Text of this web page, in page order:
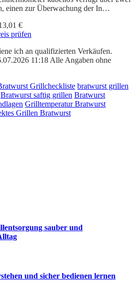
einen zur Überwachung der In…
€
prüfen
ich an qualifizierten Verkäufen.
11:18 Alle Angaben ohne
Grillcheckliste bratwurst grillen
Bratwurst saftig grillen Bratwurst
Grilltemperatur Bratwurst
Grillen Bratwurst
sauber und
und sicher bedienen lernen